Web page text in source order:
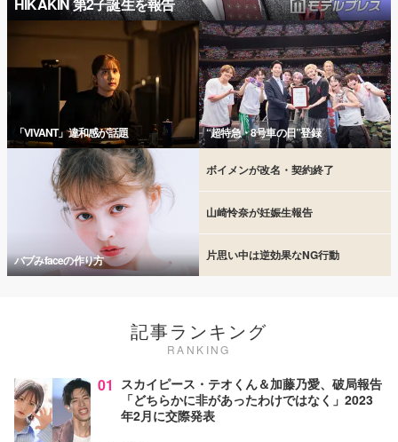
「VIVANT」違和感が話題 “超特急・8号車の日”登録
バブみfaceの作り方
ボイメンが改名・契約終了
山崎怜奈が妊娠生報告
片思い中は逆効果なNG行動
記事ランキング
RANKING
01 スカイピース・テオくん＆加藤乃愛、破局報告
「どちらかに非があったわけではなく」2023
年2月に交際発表